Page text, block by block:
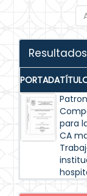
PORTADA
para
CA